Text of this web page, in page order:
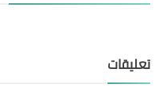
تعليقات